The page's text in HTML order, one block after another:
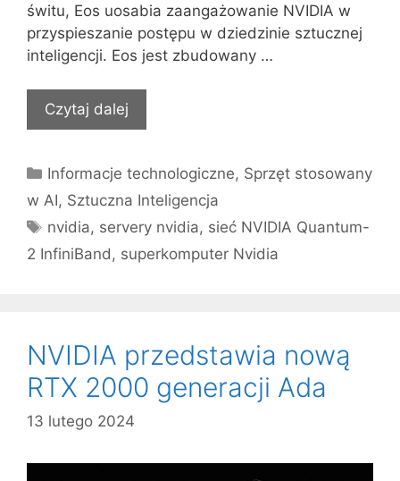
świtu, Eos uosabia zaangażowanie NVIDIA w
przyspieszanie postępu w dziedzinie sztucznej
inteligencji. Eos jest zbudowany …
Czytaj dalej
Kategorie
Informacje technologiczne, Sprzęt stosowany
w AI, Sztuczna Inteligencja
Tagi
nvidia, servery nvidia, sieć NVIDIA Quantum-
2 InfiniBand, superkomputer Nvidia
NVIDIA przedstawia nową
RTX 2000 generacji Ada
13 lutego 2024